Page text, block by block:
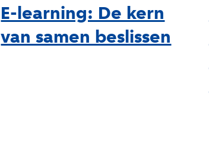
E-learning: De kern
van samen beslissen